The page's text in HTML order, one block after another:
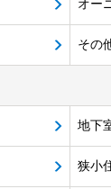
オー
その
地下
狭小